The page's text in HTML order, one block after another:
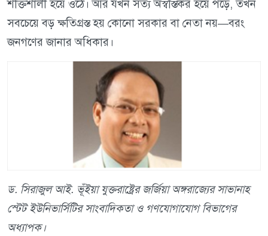
শক্তিশালী হয়ে ওঠে। আর যখন সত্য অস্বস্তিকর হয়ে পড়ে, তখন
সবচেয়ে বড় ক্ষতিগ্রস্ত হয় কোনো সরকার বা নেতা নয়—বরং
জনগণের জানার অধিকার।
ড. সিরাজুল আই. ভূঁইয়া যুক্তরাষ্ট্রের জর্জিয়া অঙ্গরাজ্যের সাভানাহ
স্টেট ইউনিভার্সিটির সাংবাদিকতা ও গণযোগাযোগ বিভাগের
অধ্যাপক।